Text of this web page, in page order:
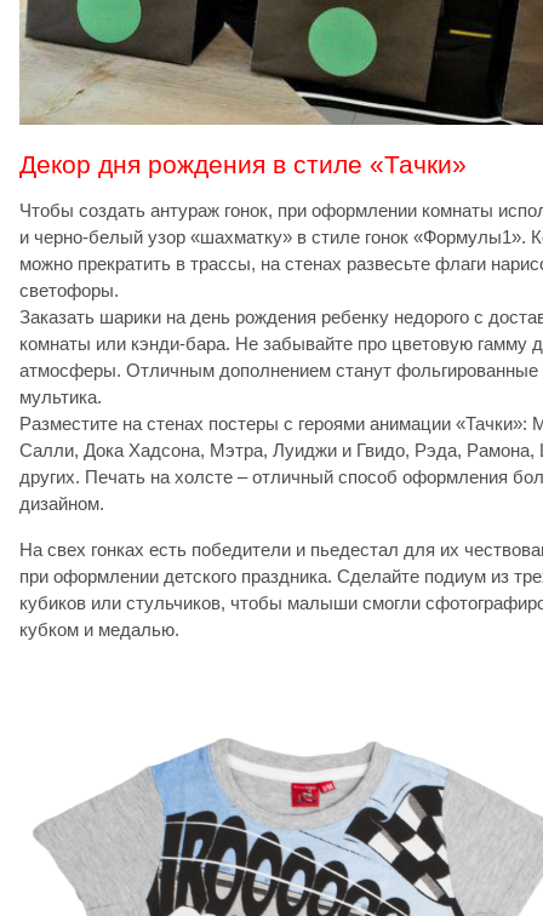
Декор дня рождения в стиле «Тачки»
Чтобы создать антураж гонок, при оформлении комнаты
и черно-белый узор «шахматку» в стиле гонок «Формулы1».
можно прекратить в трассы, на стенах развесьте флаги
светофоры.
Заказать шарики на день рождения ребенку недорого с
комнаты или кэнди-бара. Не забывайте про цветовую гамму
атмосферы. Отличным дополнением станут фольгированные
мультика.
Разместите на стенах постеры с героями анимации
Салли, Дока Хадсона, Мэтра, Луиджи и Гвидо, Рэда,
других. Печать на холсте – отличный способ оформления
дизайном.
На свех гонках есть победители и пьедестал для их
при оформлении детского праздника. Сделайте подиум из
кубиков или стульчиков, чтобы малыши смогли
кубком и медалью.